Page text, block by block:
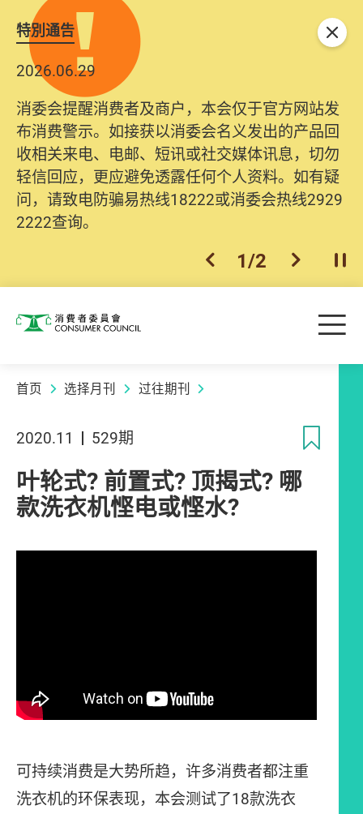
特別通告
2026.06.29
消委会提醒消费者及商户，本会仅于官方网站发
布消费警示。如接获以消委会名义发出的产品回
收相关来电、电邮、短讯或社交媒体讯息，切勿
轻信回应，更应避免透露任何个人资料。如有疑
问，请致电防骗易热线18222或消委会热线2929
2222查询。
上一个
1/2 下一个开
关闭
消费者委员会 目
首页 选择月刊 过往期刊
2020.11 529期
叶轮式? 前置式? 顶揭式? 哪
款洗衣机悭电或悭水?
可持续消费是大势所趋，许多消费者都注重
洗衣机的环保表现，本会测试了18款洗衣